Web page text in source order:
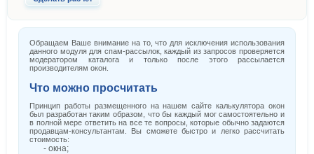
Обращаем Ваше внимание на то, что для исключения использования
данного модуля для спам-рассылок, каждый из запросов проверяется
модератором каталога и только после этого рассылается
производителям окон.
Что можно просчитать
Принцип работы размещенного на нашем сайте калькулятора окон
был разработан таким образом, что бы каждый мог самостоятельно и
в полной мере ответить на все те вопросы, которые обычно задаются
продавцам-консультантам. Вы сможете быстро и легко рассчитать
стоимость:
- окна;